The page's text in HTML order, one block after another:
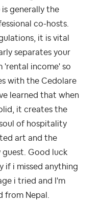
generally the
co-hosts.
it is vital
separates your
'rental income' so
with the Cedolare
learned that when
it creates the
of hospitality
art and the
Good luck
if i missed anything
i tried and I'm
from Nepal.